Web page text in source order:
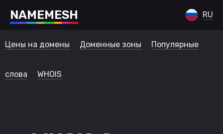
NAMEMESH RU
Цены на домены Доменные зоны Популярные
слова WHOIS